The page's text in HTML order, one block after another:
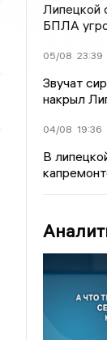
Липецкой
БПЛА
05/08 23:39
Звучат
накрыл
04/08 19:36
В